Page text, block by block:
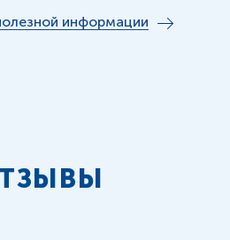
информации